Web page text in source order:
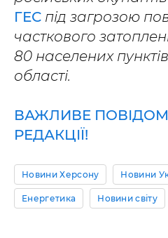
ГЕС під загрозою
часткового
80 населених
області.
ВАЖЛИВЕ
РЕДАКЦІЇ!
Новини Херсону Новини
Енергетика Новини світу